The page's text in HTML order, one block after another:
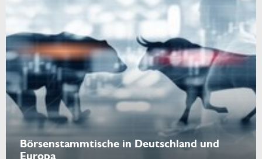
Börsenstammtische in Deutschland und
Europa